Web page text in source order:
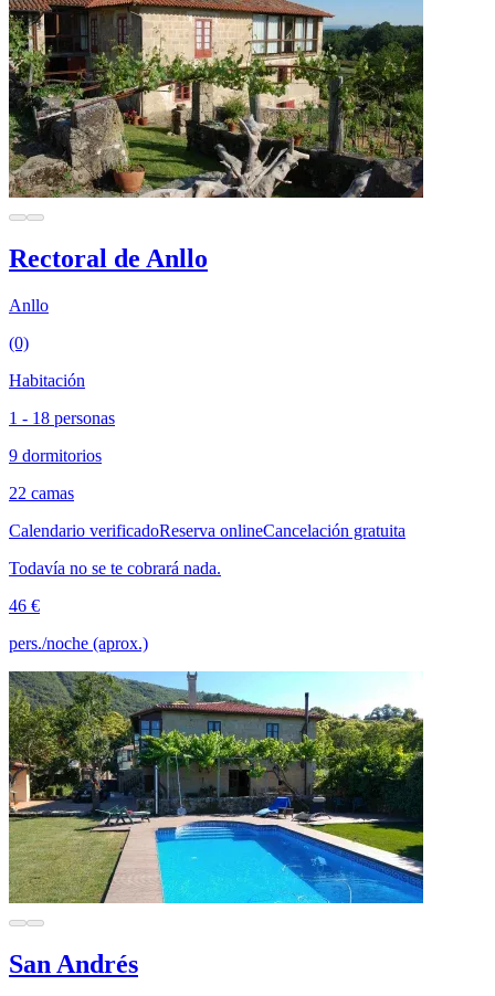
Rectoral de Anllo
Anllo
(0)
Habitación
1 - 18 personas
9 dormitorios
22 camas
Calendario verificadoReserva onlineCancelación gratuita
Todavía no se te cobrará nada.
46 €
pers./noche (aprox.)
San Andrés